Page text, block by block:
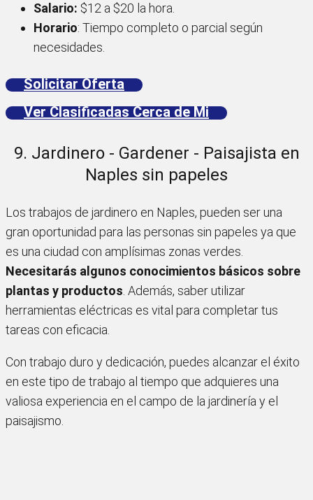
Salario: $12 a $20 la hora.
Horario: Tiempo completo o parcial según
necesidades.
Solicitar Oferta
Ver Clasificadas Cerca de Mi
9. Jardinero - Gardener - Paisajista en
Naples sin papeles
Los trabajos de jardinero en Naples, pueden ser una
gran oportunidad para las personas sin papeles ya que
es una ciudad con amplísimas zonas verdes.
Necesitarás algunos conocimientos básicos sobre
plantas y productos. Además, saber utilizar
herramientas eléctricas es vital para completar tus
tareas con eficacia.
Con trabajo duro y dedicación, puedes alcanzar el éxito
en este tipo de trabajo al tiempo que adquieres una
valiosa experiencia en el campo de la jardinería y el
paisajismo.